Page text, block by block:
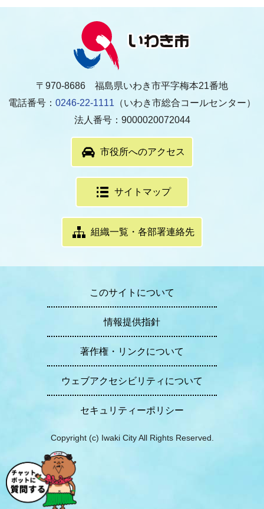
〒970-8686 福島県いわき市平字梅本21番地
電話番号： 0246-22-1111 （いわき市総合コールセンター）
法人番号：9000020072044
市役所へのアクセス
サイトマップ
組織一覧・各部署連絡先
このサイトについて
情報提供指針
著作権・リンクについて
ウェブアクセシビリティについて
セキュリティーポリシー
Copyright (c) Iwaki City All Rights Reserved.